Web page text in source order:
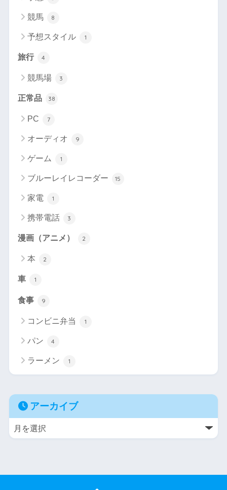
競馬 8
予想スタイル 1
旅行 4
競馬場 3
正常品 38
PC 7
オーディオ 9
ゲーム 1
ブルーレイレコーダー 15
家電 1
携帯電話 3
漫画（アニメ） 2
本 2
車 1
食事 9
コンビニ弁当 1
パン 4
ラーメン 1
アーカイブ